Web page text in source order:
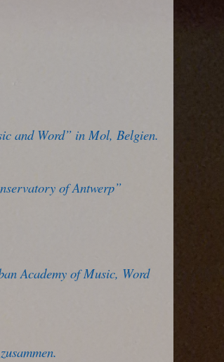
and Word” in Mol, Belgien.
of Antwerp”
Academy of Music, Word